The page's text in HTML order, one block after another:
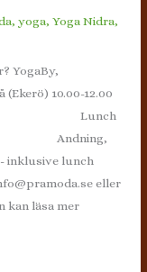
,yoga,Yoga Nidra,
YogaBy,
10.00-12.00
Lunch
Andning,
inklusive lunch
eller
kan läsa mer